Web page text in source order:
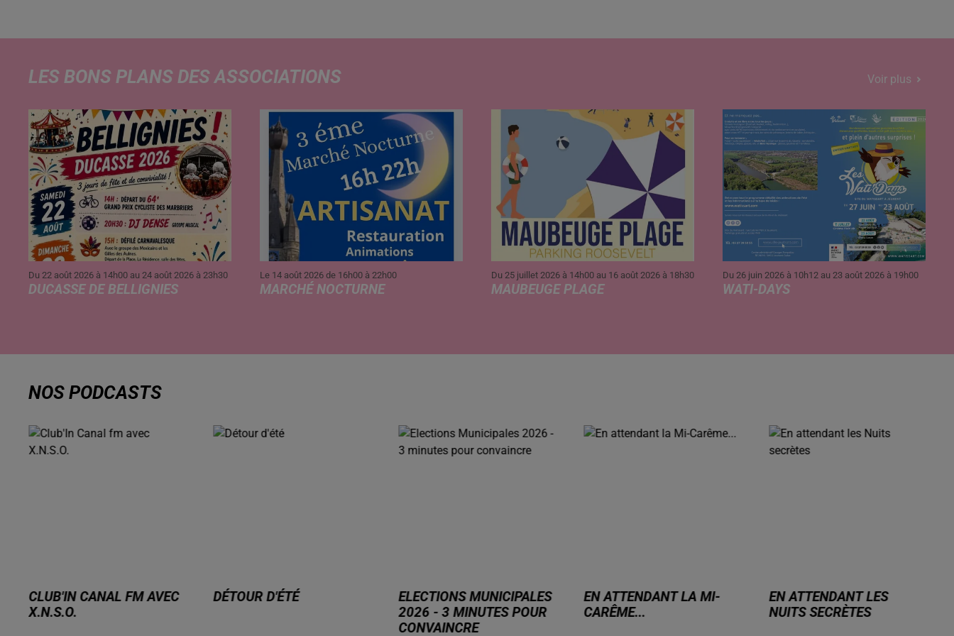
loisirs nautiques,...
LES BONS PLANS DES ASSOCIATIONS Voir plus
Du 22 août 2026 à 14h00 au 24 août 2026 à 23h30
DUCASSE DE BELLIGNIES
Le 14 août 2026 de 16h00 à 22h00
MARCHÉ NOCTURNE
Du 25 juillet 2026 à 14h00 au 16 août 2026 à 18h30
MAUBEUGE PLAGE
Du 26 juin 2026 à 10h12 au 23 août 2026 à 19h00
WATI-DAYS
NOS PODCASTS
DÉTOUR D'ÉTÉ
ELECTIONS MUNICIPALES
EN ATTENDANT LA MI-
CARÊME...
EN ATTENDANT LES
NUITS SECRÈTES
GRAINES D'IDÉES